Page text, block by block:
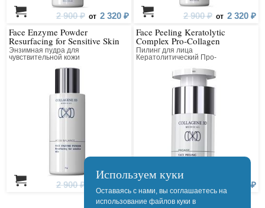
2 900 ₽ от 2 320 ₽ 2 900 ₽ от 2 320 ₽
Face Enzyme Powder
Resurfacing for Sensitive Skin
Энзимная пудра для
чувствительной кожи
2 900 ₽
Face Peeling Keratolytic
Complex Pro-Collagen
Пилинг для лица
Кератолитический Про-
3 520 ₽
Используем куки
Оставаясь с нами, вы соглашаетесь на
использование файлов куки в